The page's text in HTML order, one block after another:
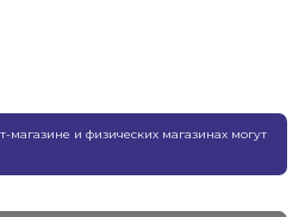
магазине и физических магазинах могут